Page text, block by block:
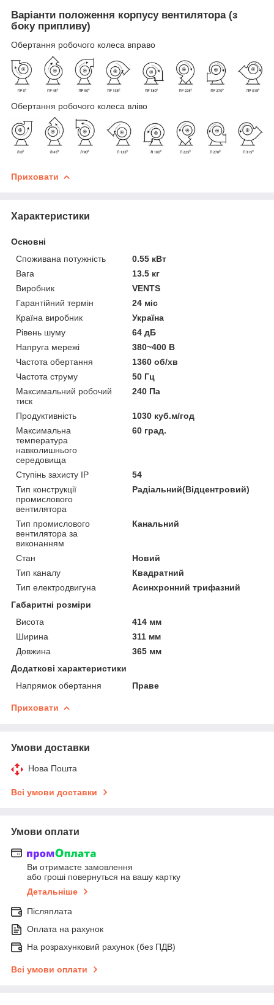
Варіанти положення корпусу вентилятора (з
боку припливу)
Обертання робочого колеса вправо
Обертання робочого колеса вліво
Приховати
Характеристики
Основні
Споживана потужність
0.55 кВт
Вага
13.5 кг
Виробник
VENTS
Гарантійний термін
24 міс
Країна виробник
Україна
Рівень шуму
64 дБ
Напруга мережі
380~400 В
Частота обертання
1360 об/хв
Частота струму
50 Гц
Максимальний робочий
тиск
240 Па
Продуктивність
1030 куб.м/год
Максимальна
температура
навколишнього
середовища
60 град.
Ступінь захисту IP
54
Тип конструкції
промислового
вентилятора
Радіальний(Відцентровий)
Тип промислового
вентилятора за
виконанням
Канальний
Стан
Новий
Тип каналу
Квадратний
Тип електродвигуна
Асинхронний трифазний
Габаритні розміри
Висота
414 мм
Ширина
311 мм
Довжина
365 мм
Додаткові характеристики
Напрямок обертання
Праве
Приховати
Умови доставки
Нова Пошта
Всі умови доставки
Умови оплати
Ви отримаєте замовлення
або гроші повернуться на вашу картку
Детальніше
Післяплата
Оплата на рахунок
На розрахунковий рахунок (без ПДВ)
Всі умови оплати